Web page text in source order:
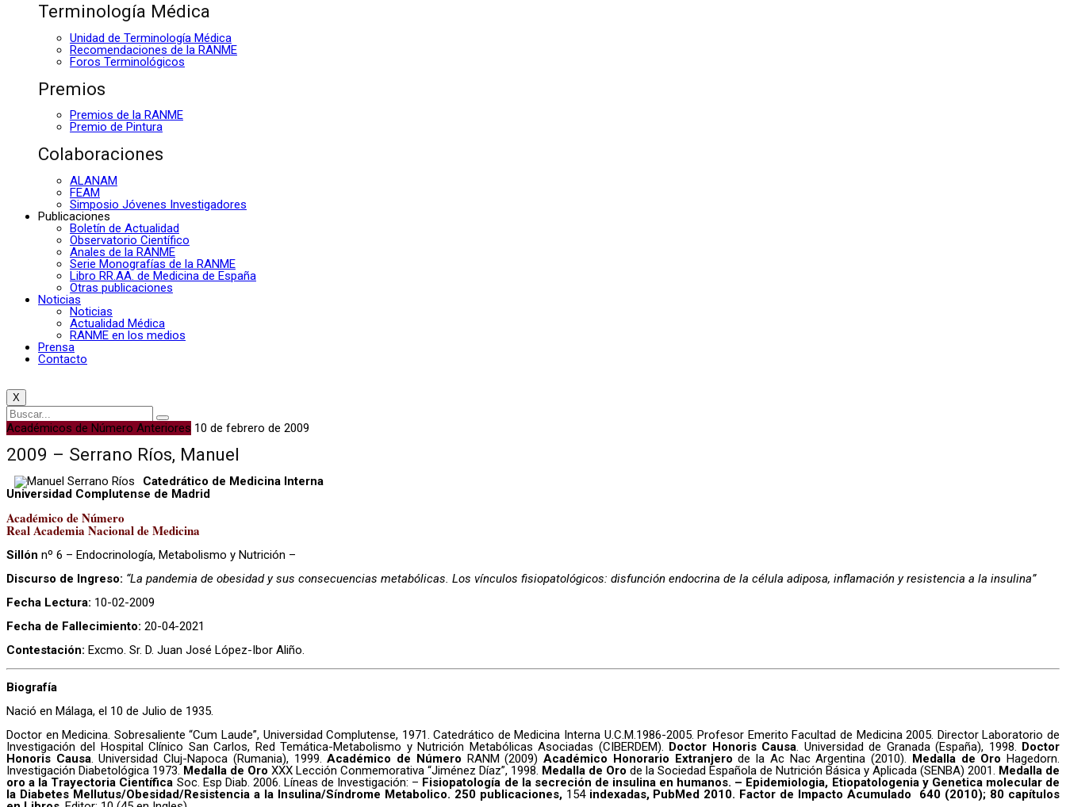
Terminología Médica
Unidad de Terminología Médica
Recomendaciones de la RANME
Foros Terminológicos
Premios
Premios de la RANME
Premio de Pintura
Colaboraciones
ALANAM
FEAM
Simposio Jóvenes Investigadores
Publicaciones
Boletín de Actualidad
Observatorio Científico
Anales de la RANME
Serie Monografías de la RANME
Libro RR.AA. de Medicina de España
Otras publicaciones
Noticias
Noticias
Actualidad Médica
RANME en los medios
Prensa
Contacto
X
Académicos de Número Anteriores 10 de febrero de 2009
2009 – Serrano Ríos, Manuel
Catedrático de Medicina Interna
Universidad Complutense de Madrid
Académico de Número
Real Academia Nacional de Medicina
Sillón nº 6 – Endocrinología, Metabolismo y Nutrición –
Discurso de Ingreso: “La pandemia de obesidad y sus consecuencias metabólicas. Los vínculos fisiopatológicos: disfunción endocrina de la célula adiposa, inflamación y resistencia a la insulina”
Fecha Lectura: 10-02-2009
Fecha de Fallecimiento: 20-04-2021
Contestación: Excmo. Sr. D. Juan José López-Ibor Aliño.
Biografía
Nació en Málaga, el 10 de Julio de 1935.
Doctor en Medicina. Sobresaliente “Cum Laude”, Universidad Complutense, 1971. Catedrático de Medicina Interna U.C.M.1986-2005. Profesor Emerito Facultad de Medicina 2005. Director Laboratorio de
Investigación del Hospital Clínico San Carlos, Red Temática-Metabolismo y Nutrición Metabólicas Asociadas (CIBERDEM). Doctor Honoris Causa. Universidad de Granada (España), 1998. Doctor
Honoris Causa. Universidad Cluj-Napoca (Rumania), 1999.Académico de Número RANM (2009)Académico Honorario Extranjerode la Ac Nac Argentina (2010). Medalla de Oro Hagedorn.
Investigación Diabetológica 1973. Medalla de Oro XXX Lección Conmemorativa “Jiménez Díaz”, 1998. Medalla de Oro de la Sociedad Española de Nutrición Básica y Aplicada (SENBA) 2001. Medalla de
oro a la Trayectoria Científica Soc. Esp Diab. 2006. Líneas de Investigación: – Fisiopatología de la secreción de insulina en humanos. – Epidemiologia, Etiopatologenia y Genetica molecular de
la Diabetes Mellutus/Obesidad/Resistencia a la Insulina/Síndrome Metabolico. 250 publicaciones, 154 indexadas, PubMed 2010. Factor de Impacto Acumulado 640 (2010); 80 capítulos